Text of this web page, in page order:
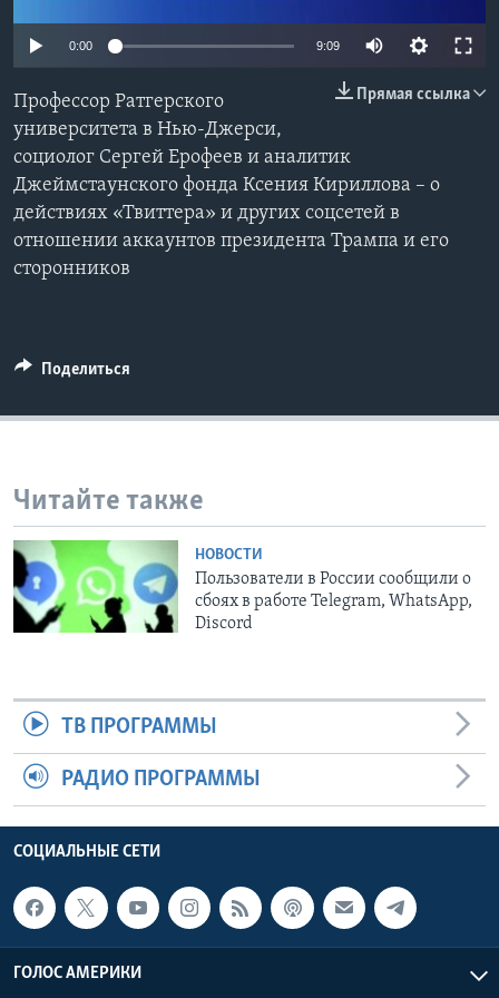
Learning English
СОЦИАЛЬНЫЕ СЕТИ
Языки
0:00 9:09
Прямая ссылка
Профессор Ратгерского
университета в Нью-Джерси,
социолог Сергей Ерофеев и аналитик
Джеймстаунского фонда Ксения Кириллова – о
действиях «Твиттера» и других соцсетей в
отношении аккаунтов президента Трампа и его
сторонников
Поделиться
Читайте также
НОВОСТИ
Пользователи в России сообщили о
сбоях в работе Telegram, WhatsApp,
Discord
ТВ ПРОГРАММЫ
РАДИО ПРОГРАММЫ
СОЦИАЛЬНЫЕ СЕТИ
ГОЛОС АМЕРИКИ